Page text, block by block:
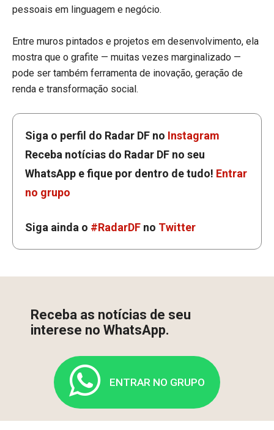
pessoais em linguagem e negócio.
Entre muros pintados e projetos em desenvolvimento, ela
mostra que o grafite — muitas vezes marginalizado —
pode ser também ferramenta de inovação, geração de
renda e transformação social.
Siga o perfil do Radar DF no Instagram
Receba notícias do Radar DF no seu
WhatsApp e fique por dentro de tudo! Entrar
no grupo
Siga ainda o #RadarDF no Twitter
Receba as notícias de seu
interese no WhatsApp.
ENTRAR NO GRUPO